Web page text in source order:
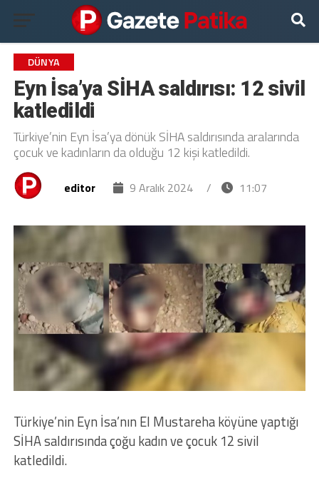
DÜNYA
Eyn İsa’ya SİHA saldırısı: 12 sivil
katledildi
Türkiye’nin Eyn İsa’ya dönük SİHA saldırısında aralarında
çocuk ve kadınların da olduğu 12 kişi katledildi.
editor 9 Aralık 2024 / 11:07
Türkiye’nin Eyn İsa’nın El Mustareha köyüne yaptığı
SİHA saldırısında çoğu kadın ve çocuk 12 sivil
katledildi.